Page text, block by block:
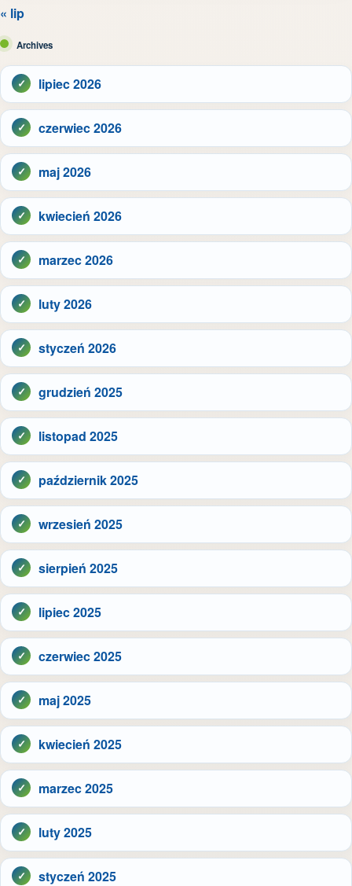
« lip
Archives
lipiec 2026
czerwiec 2026
maj 2026
kwiecień 2026
marzec 2026
luty 2026
styczeń 2026
grudzień 2025
listopad 2025
październik 2025
wrzesień 2025
sierpień 2025
lipiec 2025
czerwiec 2025
maj 2025
kwiecień 2025
marzec 2025
luty 2025
styczeń 2025